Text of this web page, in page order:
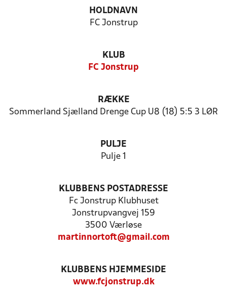
HOLDNAVN
FC Jonstrup
KLUB
FC Jonstrup
RÆKKE
Sommerland Sjælland Drenge Cup U8 (18) 5:5 3 LØR
PULJE
Pulje 1
KLUBBENS POSTADRESSE
Fc Jonstrup Klubhuset
Jonstrupvangvej 159
3500 Værløse
martinnortoft@gmail.com
KLUBBENS HJEMMESIDE
www.fcjonstrup.dk